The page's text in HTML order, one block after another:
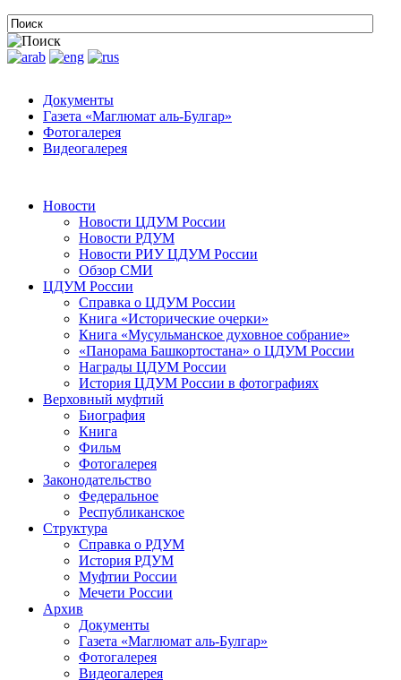
Документы
Газета «Маглюмат аль-Булгар»
Фотогалерея
Видеогалерея
Новости
Новости ЦДУМ России
Новости РДУМ
Новости РИУ ЦДУМ России
Обзор СМИ
ЦДУМ России
Справка о ЦДУМ России
Книга «Исторические очерки»
Книга «Мусульманское духовное собрание»
«Панорама Башкортостана» о ЦДУМ России
Награды ЦДУМ России
История ЦДУМ России в фотографиях
Верховный муфтий
Биография
Книга
Фильм
Фотогалерея
Законодательство
Федеральное
Республиканское
Структура
Справка о РДУМ
История РДУМ
Муфтии России
Мечети России
Архив
Документы
Газета «Маглюмат аль-Булгар»
Фотогалерея
Видеогалерея